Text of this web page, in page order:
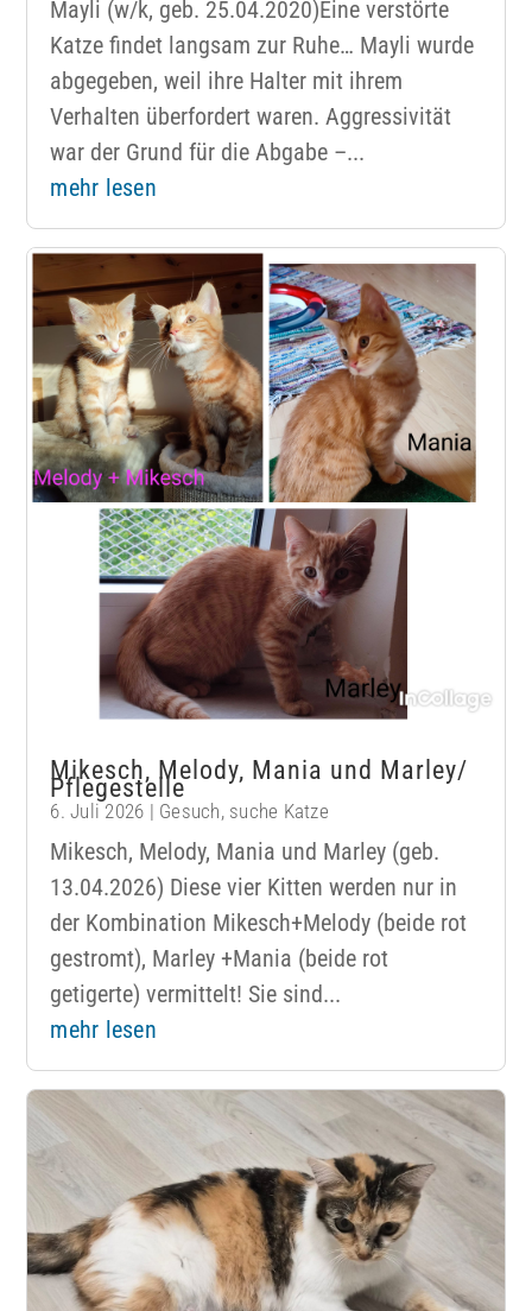
Mayli (w/k, geb. 25.04.2020)Eine verstörte
Katze findet langsam zur Ruhe… Mayli wurde
abgegeben, weil ihre Halter mit ihrem
Verhalten überfordert waren. Aggressivität
war der Grund für die Abgabe –...
mehr lesen
Mikesch, Melody, Mania und Marley/
Pflegestelle
6. Juli 2026 | Gesuch, suche Katze
Mikesch, Melody, Mania und Marley (geb.
13.04.2026) Diese vier Kitten werden nur in
der Kombination Mikesch+Melody (beide rot
gestromt), Marley +Mania (beide rot
getigerte) vermittelt! Sie sind...
mehr lesen